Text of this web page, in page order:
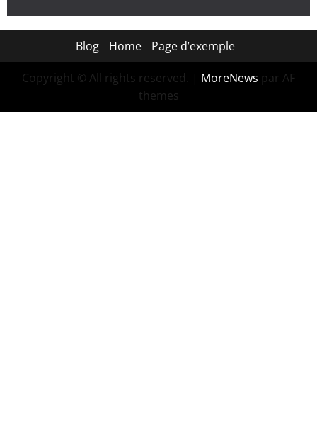
Blog Home Page d’exemple
Copyright © All rights reserved. | MoreNews par AF
themes